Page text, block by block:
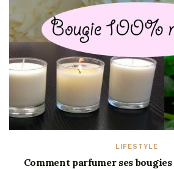
LIFESTYLE
Comment parfumer ses